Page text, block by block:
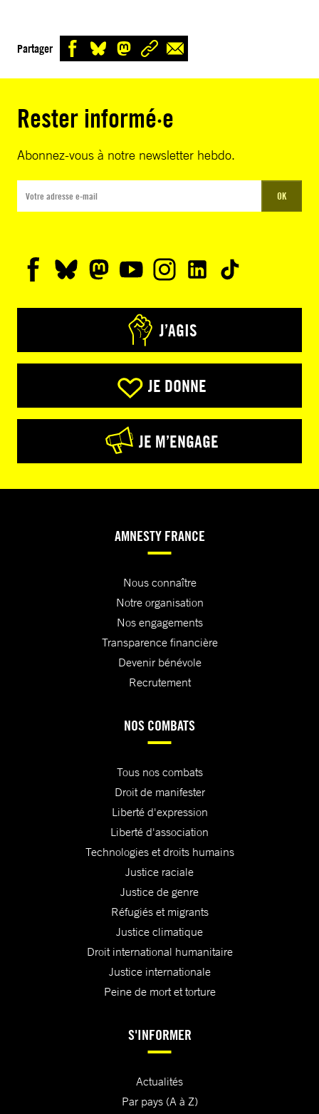
Partager
Rester informé·e
Abonnez-vous à notre newsletter hebdo.
OK
J’AGIS
JE DONNE
JE M’ENGAGE
AMNESTY FRANCE
Nous connaître
Notre organisation
Nos engagements
Transparence financière
Devenir bénévole
Recrutement
NOS COMBATS
Tous nos combats
Droit de manifester
Liberté d'expression
Liberté d'association
Technologies et droits humains
Justice raciale
Justice de genre
Réfugiés et migrants
Justice climatique
Droit international humanitaire
Justice internationale
Peine de mort et torture
S'INFORMER
Actualités
Par pays (A à Z)